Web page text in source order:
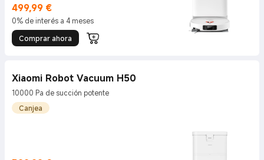
499,99 €
Current Price €499.99
0% de interés a 4 meses
Comprar ahora
Xiaomi Robot Vacuum H50
10000 Pa de succión potente
Canjea